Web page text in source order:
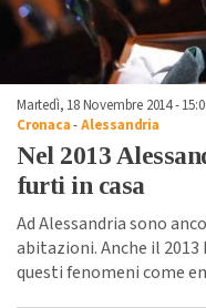
Martedì, 18 Novembre 2014 -
Cronaca-Alessandria
Nel 2013
furti in casa
Ad Alessandria sono
abitazioni. Anche il
questi fenomeni come